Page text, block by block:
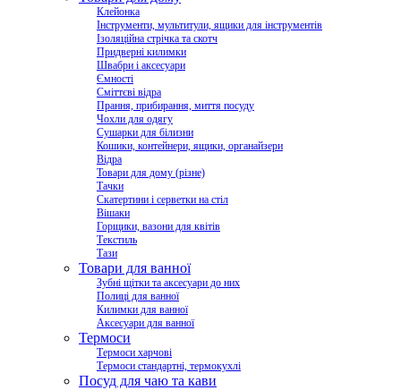
Клейонка
Інструменти, мультитули, ящики для інструментів
Ізоляційна стрічка та скотч
Придверні килимки
Швабри і аксесуари
Ємності
Сміттєві відра
Прання, прибирання, миття посуду
Чохли для одягу
Сушарки для білизни
Кошики, контейнери, ящики, органайзери
Відра
Товари для дому (різне)
Тачки
Скатертини і серветки на стіл
Вішаки
Горщики, вазони для квітів
Текстиль
Тази
Товари для ванної
Зубні щітки та аксесуари до них
Полиці для ванної
Килимки для ванної
Аксесуари для ванної
Термоси
Термоси харчові
Термоси стандартні, термокухлі
Посуд для чаю та кави